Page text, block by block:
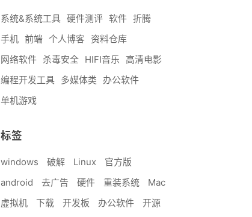
系统&系统工具 硬件测评 软件 折腾
手机 前端 个人博客 资料仓库
网络软件 杀毒安全 HIFI音乐
高清电影
编程开发工具 多媒体类
办公软件
单机游戏
标签
windows 破解 Linux
官方版
android
去广告 硬件 重装系统
Mac
虚拟机
下载 开发板 办公软件
开源